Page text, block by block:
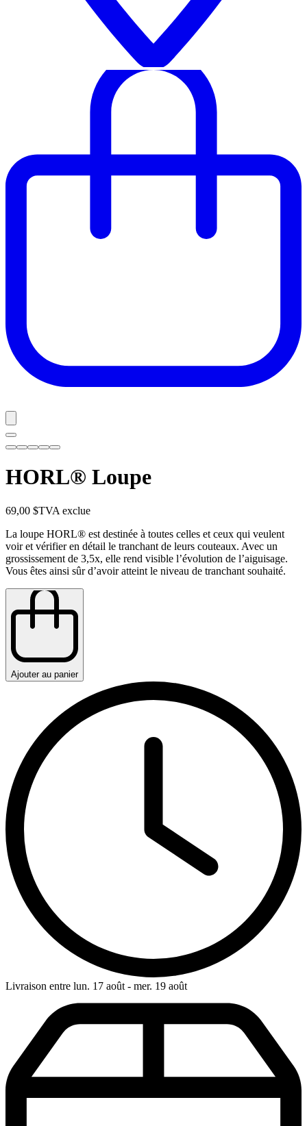
HORL® Loupe
69,00 $TVA exclue
La loupe HORL® est destinée à toutes celles et ceux qui veulent
voir et vérifier en détail le tranchant de leurs couteaux. Avec un
grossissement de 3,5x, elle rend visible l’évolution de l’aiguisage.
Vous êtes ainsi sûr d’avoir atteint le niveau de tranchant souhaité.
Ajouter au panier
Livraison entre lun. 17 août - mer. 19 août